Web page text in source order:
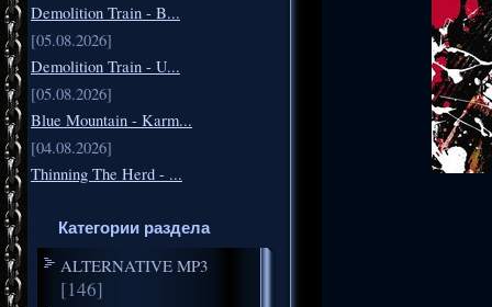
Demolition Train - B...
[05.08.2026]
Demolition Train - U...
[05.08.2026]
Blue Mountain - Karm...
[04.08.2026]
Thinning The Herd - ...
Категории раздела
ALTERNATIVE MP3
[146]